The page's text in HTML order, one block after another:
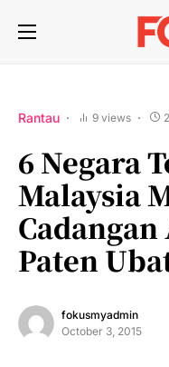
Rantau 9 views
6 Negara
Malaysia
Cadangan
Paten
fokusmyadmin
October 3, 2015